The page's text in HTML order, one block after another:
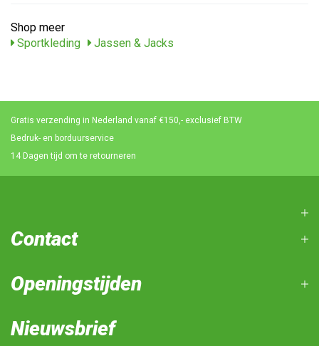
Shop meer
Sportkleding
Jassen & Jacks
Gratis verzending in Nederland vanaf €150,- exclusief BTW
Bedruk- en borduurservice
14 Dagen tijd om te retourneren
Contact
Openingstijden
Nieuwsbrief